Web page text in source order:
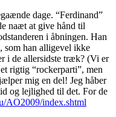
dage. “Ferdinand”
naæt at give hånd til
i åbningen. Han
som han alligevel ikke
i de allersidste træk? (Vi er
rigtig “rockerparti”, men
mig en del! Jeg håber
og lejlighed til det. For de
AO2009/index.shtml